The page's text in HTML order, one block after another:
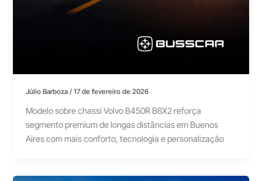
Júlio Barboza/17 de fevereiro de 2026
Modelo sobre chassi Volvo B450R B6X2 reforça
segmento premium de longas distâncias em Buenos
Aires com mais conforto, tecnologia e personalização